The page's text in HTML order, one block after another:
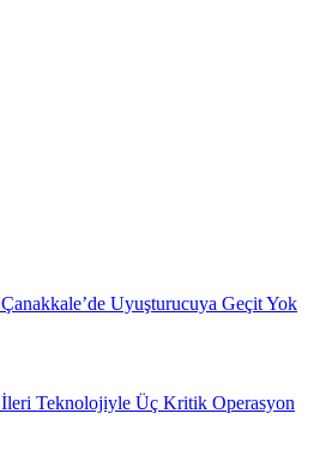
Çanakkale’de Uyuşturucuya Geçit Yok
İleri Teknolojiyle Üç Kritik Operasyon